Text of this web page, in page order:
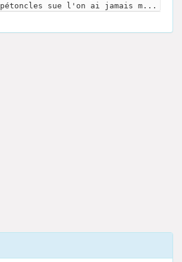
pétoncles sue l'on ai jamais m...